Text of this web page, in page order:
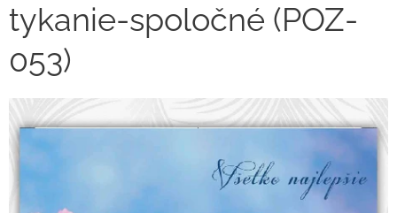
tykanie-spoločné (POZ-
053)